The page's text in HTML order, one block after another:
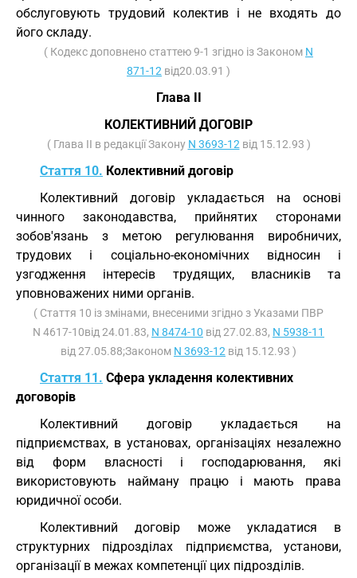
обслуговують трудовий колектив і не входять до
його складу.
( Кодекс доповнено статтею 9-1 згідно із Законом N
871-12 від20.03.91 )
Глава II
КОЛЕКТИВНИЙ ДОГОВІР
( Глава II в редакції Закону N 3693-12 від 15.12.93 )
Стаття 10. Колективний договір
Колективний договір укладається на основі
чинного законодавства, прийнятих сторонами
зобов'язань з метою регулювання виробничих,
трудових і соціально-економічних відносин і
узгодження інтересів трудящих, власників та
уповноважених ними органів.
( Стаття 10 із змінами, внесеними згідно з Указами ПВР
N 4617-10від 24.01.83, N 8474-10 від 27.02.83, N 5938-11
від 27.05.88;Законом N 3693-12 від 15.12.93 )
Стаття 11. Сфера укладення колективних
договорів
Колективний договір укладається на
підприємствах, в установах, організаціях незалежно
від форм власності і господарювання, які
використовують найману працю і мають права
юридичної особи.
Колективний договір може укладатися в
структурних підрозділах підприємства, установи,
організації в межах компетенції цих підрозділів.